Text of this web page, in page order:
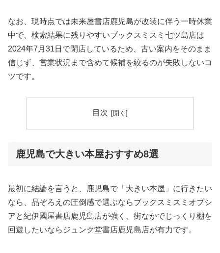
なお、現時点では未来屋書店鹿児島が改装に伴う一時休業
中で、検索結果に残りやすいブックスミスミ七ツ島店は
2024年7月31日で閉店しているため、古い案内をそのまま
信じず、営業状況まで含めて候補を絞るのが失敗しないコ
ツです。
目次
鹿児島で大きい本屋おすすめ8選
最初に結論を言うと、鹿児島で「大きい本屋」に行きたい
なら、品ぞろえの圧倒感で選ぶならブックスミスミオプシ
アと紀伊國屋書店鹿児島店が強く、街なかでじっくり棚を
回遊したいならジュンク堂書店鹿児島店が有力です。